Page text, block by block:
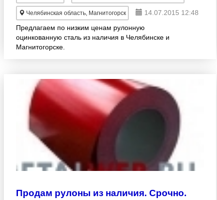
Челябинская область, Магнитогорск
14.07.2015 12:48
Предлагаем по низким ценам рулонную
оцинкованную сталь из наличия в Челябинске и
Магнитогорске.
Продам рулоны из наличия. Срочно.